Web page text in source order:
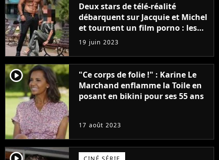
Deux stars de télé-réalité
débarquent sur Jacquie et Michel
et tournent un film porno : les
premières images du tournage
(exclu)
19 juin 2023
player2
"Ce corps de folie !" : Karine Le
Marchand enflamme la Toile en
posant en bikini pour ses 55 ans
17 août 2023